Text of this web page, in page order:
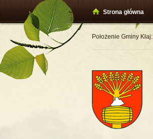
Położenie Gminy Kłaj:
Strona główna